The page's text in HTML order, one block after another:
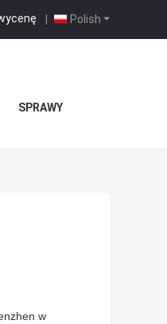
Polish
|
SPRAWY
w